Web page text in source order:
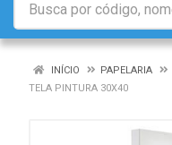
INÍCIO PAPELARIA
TELA PINTURA 30X40